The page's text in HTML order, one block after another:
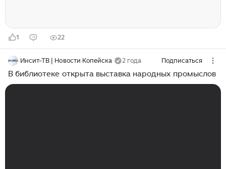
1 22
Инсит-ТВ | Новости Копейска 2 года Подписаться
В библиотеке открыта выставка народных промыслов